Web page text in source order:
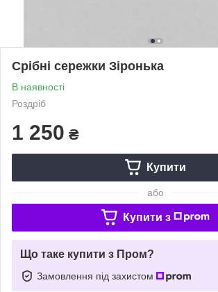
Срібні сережки Зіронька
В наявності
Роздріб
1 250 ₴
Купити
або
Купити з
Що таке купити з Пром?
Замовлення під захистом